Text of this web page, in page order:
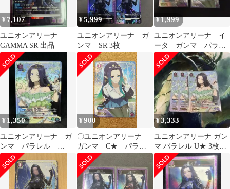
¥ 7,107
ユニオンアリーナ
GAMMA SR 出品
¥5,999
ユニオンアリーナ ガ
ンマ SR 3枚
¥1,999
ユニオンアリーナ イ
ータ ガンマ パラレ
ル U★ C★陰の実力
者になりたくて！
¥ 1,350
ユニオンアリーナ ガ
ンマ パラレル
U★ 陰の実力者にな
りたくて！
¥900
〇ユニオンアリーナ
ガンマ C★ パラレ
ル UA52BT/KJN-1-062
¥3,333
ユニオンアリーナ ガン
マ パラレル U★ 3枚
陰の実力者になりたく
て！